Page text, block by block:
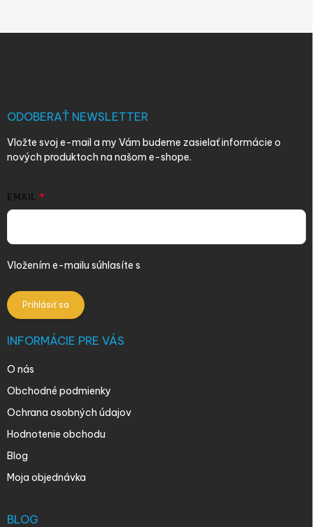
ODOBERAŤ NEWSLETTER
Vložte svoj e-mail a my Vám budeme zasielať informácie o
nových produktoch na našom e-shope.
EMAIL
Vložením e-mailu súhlasíte s
Prihlásiť sa
INFORMÁCIE PRE VÁS
O nás
Obchodné podmienky
Ochrana osobných údajov
Hodnotenie obchodu
Blog
Moja objednávka
BLOG